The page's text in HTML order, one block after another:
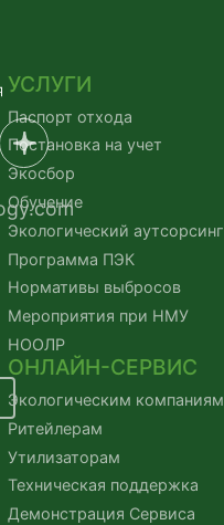
УСЛУГИ
Паспорт отхода
Постановка на учет
Экосбор
Обучение
Экологический аутсорсинг
Программа ПЭК
Нормативы выбросов
Мероприятия при НМУ
НООЛР
ОНЛАЙН-СЕРВИС
Экологическим компаниям
Ритейлерам
Утилизаторам
Техническая поддержка
Демонстрация Сервиса